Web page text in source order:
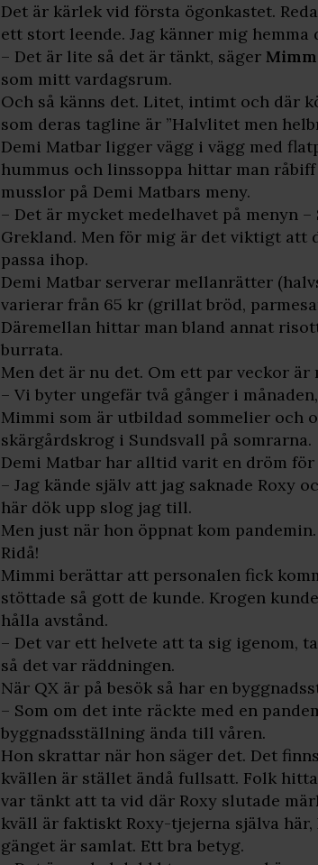
Det är kärlek vid första ögonkastet.
ett stort leende. Jag känner mig hemma
– Det är lite så det är tänkt, säger
som mitt vardagsrum.
Och så känns det. Litet, intimt och där
som deras tagline är ”Halvlitet men
Demi Matbar ligger vägg i vägg med
hummus och linssoppa hittar man
musslor på Demi Matbars meny.
– Det är mycket medelhavet på menyn
Grekland. Men för mig är det viktigt att
passa ihop.
Demi Matbar serverar mellanrätter
varierar från 65 kr (grillat bröd,
Däremellan hittar man bland annat
burrata.
Men det är nu det. Om ett par veckor är
– Vi byter ungefär två gånger i
Mimmi som är utbildad sommelier och
skärgårdskrog i Sundsvall på somrarna.
Demi Matbar har alltid varit en dröm
– Jag kände själv att jag saknade Roxy
här dök upp slog jag till.
Men just när hon öppnat kom pandemin.
Ridå!
Mimmi berättar att personalen fick
stöttade så gott de kunde. Krogen
hålla avstånd.
– Det var ett helvete att ta sig igenom,
så det var räddningen.
När QX är på besök så har en
– Som om det inte räckte med en
byggnadsställning ända till våren.
Hon skrattar när hon säger det. Det
kvällen är stället ändå fullsatt. Folk
var tänkt att ta vid där Roxy slutade
kväll är faktiskt Roxy-tjejerna själva här,
gänget är samlat. Ett bra betyg.